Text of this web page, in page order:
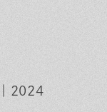
2024